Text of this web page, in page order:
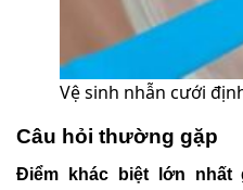
Vệ sinh nhẫn cưới
Câu hỏi thường gặp
Điểm khác biệt lớn nhất